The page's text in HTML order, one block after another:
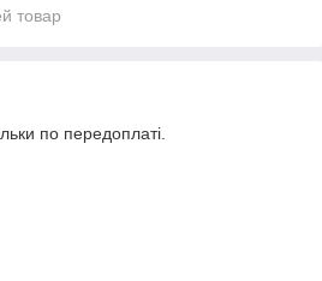
товар
по передоплаті.